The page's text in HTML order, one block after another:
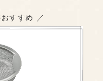
すすめ ／